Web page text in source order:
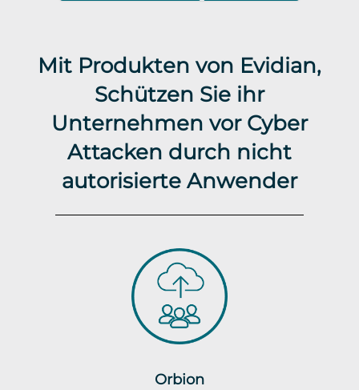
Mit Produkten von Evidian,
Schützen Sie ihr
Unternehmen vor Cyber
Attacken durch nicht
autorisierte Anwender
Orbion